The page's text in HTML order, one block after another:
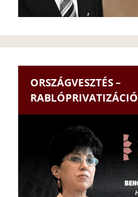
ORSZÁGVESZTÉS –
RABLÓPRIVATIZÁCIÓ